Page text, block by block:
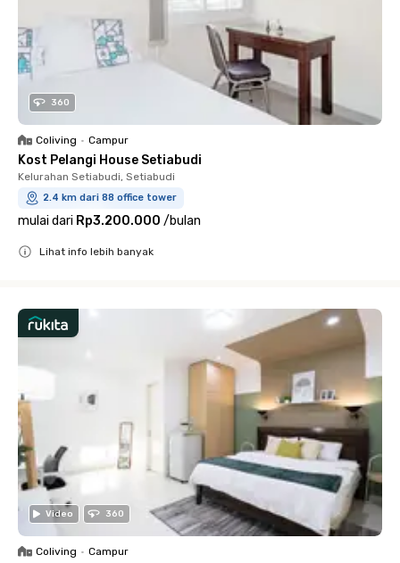
360
Coliving • Campur
Kost Pelangi House Setiabudi
Kelurahan Setiabudi, Setiabudi
2.4 km dari 88 office tower
mulai dari Rp3.200.000 /bulan
Lihat info lebih banyak
Video 360
Coliving • Campur